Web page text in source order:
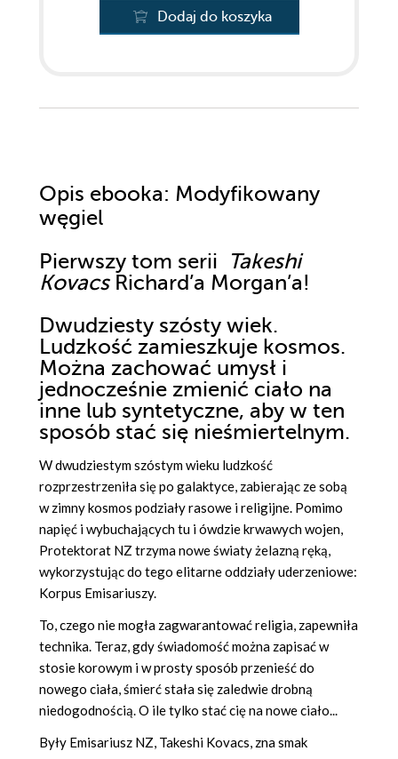
Dodaj do koszyka
Opis ebooka: Modyfikowany
węgiel
Pierwszy tom serii
Takeshi
KovacsRichard’a Morgan’a!
Dwudziesty szósty wiek.
Ludzkość zamieszkuje kosmos.
Można zachować umysł i
jednocześnie zmienić ciało na
inne lub syntetyczne, aby w ten
sposób stać się nieśmiertelnym.
W dwudziestym szóstym wieku ludzkość
rozprzestrzeniła się po galaktyce, zabierając ze sobą
w zimny kosmos podziały rasowe i religijne. Pomimo
napięć i wybuchających tu i ówdzie krwawych wojen,
Protektorat NZ trzyma nowe światy żelazną ręką,
wykorzystując do tego elitarne oddziały uderzeniowe:
Korpus Emisariuszy.
To, czego nie mogła zagwarantować religia, zapewniła
technika. Teraz, gdy świadomość można zapisać w
stosie korowym i w prosty sposób przenieść do
nowego ciała, śmierć stała się zaledwie drobną
niedogodnością. O ile tylko stać cię na nowe ciało...
Były Emisariusz NZ, Takeshi Kovacs, zna smak